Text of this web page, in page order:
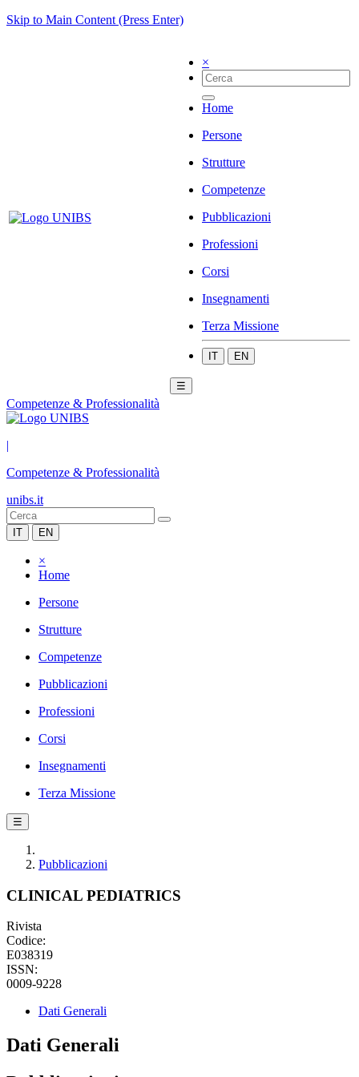
Skip to Main Content (Press Enter)
×
Home
Persone
Strutture
Competenze
Pubblicazioni
Professioni
Corsi
Insegnamenti
Terza Missione
IT EN
☰
Competenze & Professionalità
|
Competenze & Professionalità
unibs.it
IT EN
×
Home
Persone
Strutture
Competenze
Pubblicazioni
Professioni
Corsi
Insegnamenti
Terza Missione
☰
Pubblicazioni
CLINICAL PEDIATRICS
Rivista
Codice:
E038319
ISSN:
0009-9228
Dati Generali
Dati Generali